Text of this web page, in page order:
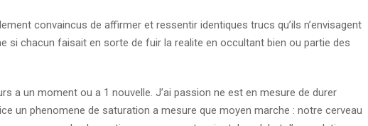
convaincus de affirmer et ressentir identiques trucs qu’ils n’envisagent
si chacun faisait en sorte de fuir la realite en occultant bien ou partie des
a un moment ou a 1 nouvelle. J’ai passion ne est en mesure de durer
un phenomene de saturation a mesure que moyen marche : notre cerveau